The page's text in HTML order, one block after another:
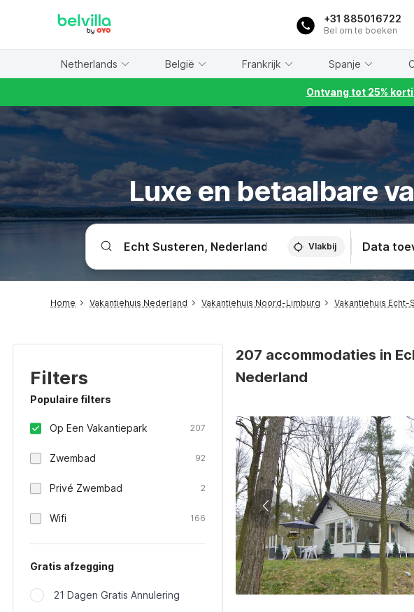
+31 885016722
Bel om te boeken
Netherlands België Frankrijk Spanje
Ontvang tot 25%
Luxe en betaalbare
Vlakbij Data
Home Vakantiehuis Nederland Vakantiehuis Noord-Limburg Vakantiehuis Echt-
Filters
Populaire filters
Op Een Vakantiepark 207
Zwembad 92
Privé Zwembad 2
Wifi 166
Gratis afzegging
21 Dagen Gratis Annulering
207 accommodaties in
Nederland